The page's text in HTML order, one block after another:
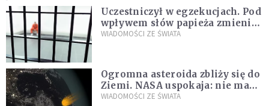
Uczestniczył w egzekucjach. Pod
wpływem słów papieża zmienił
zdanie
WIADOMOŚCI ZE ŚWIATA
Ogromna asteroida zbliży się do
Ziemi. NASA uspokaja: nie ma
zagrożenia
WIADOMOŚCI ZE ŚWIATA